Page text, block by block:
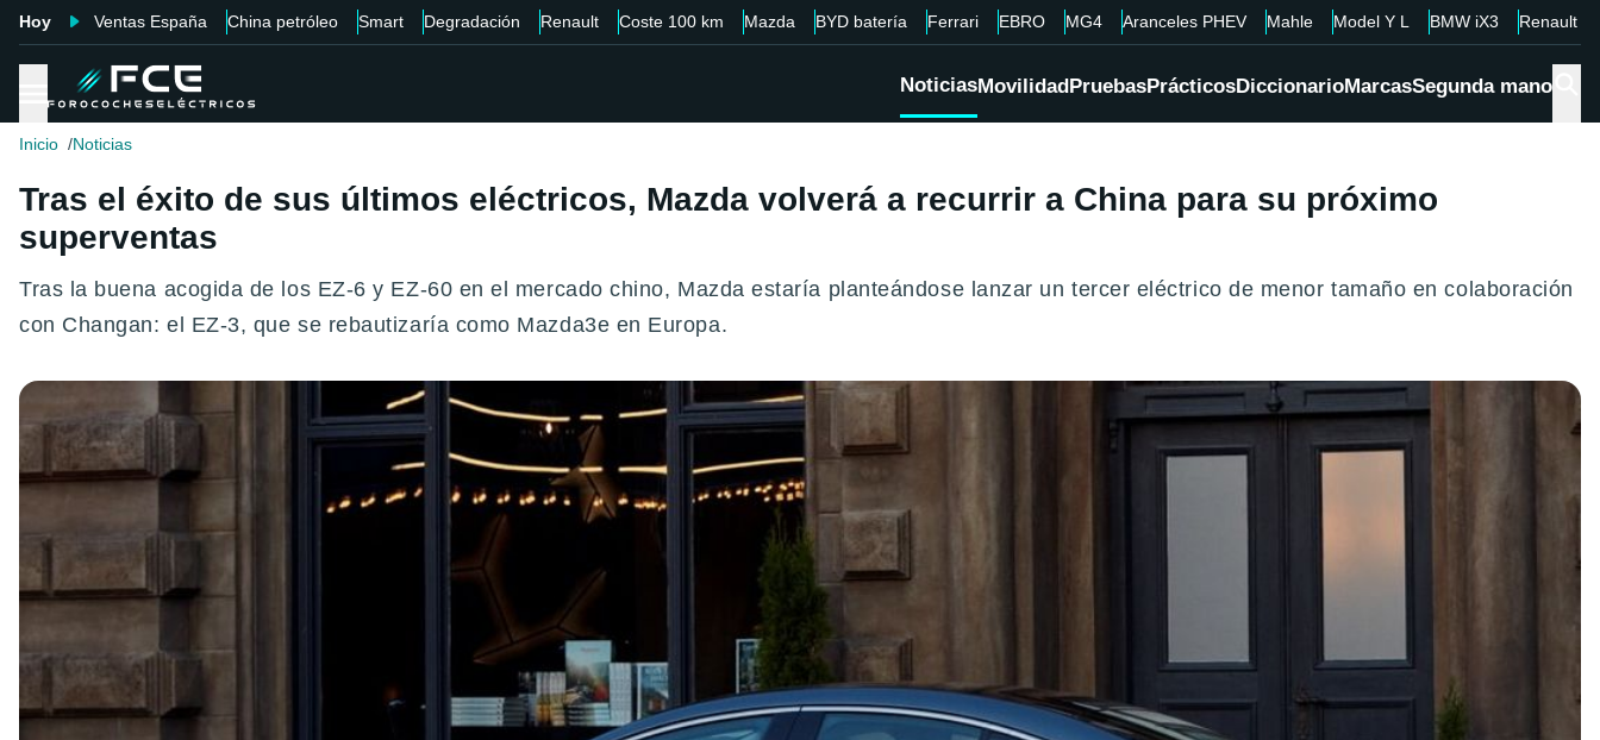
Hoy Ventas España China petróleo Smart Degradación Renault Coste 100 km Mazda BYD batería Ferrari EBRO MG4 Aranceles PHEV Mahle Model Y L BMW iX3 Renault
NoticiasMovilidadPruebasPrácticosDiccionarioMarcasSegunda mano
Inicio Noticias
Tras el éxito de sus últimos eléctricos, Mazda volverá a recurrir a China para su próximo
superventas
Tras la buena acogida de los EZ-6 y EZ-60 en el mercado chino, Mazda estaría planteándose lanzar un tercer eléctrico de menor tamaño en colaboración
con Changan: el EZ-3, que se rebautizaría como Mazda3e en Europa.